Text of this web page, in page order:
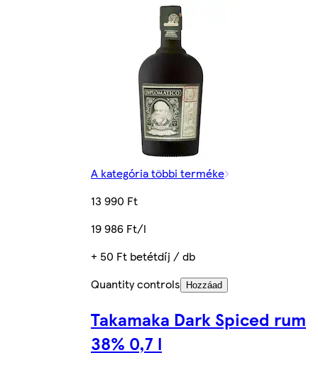
A kategória többi terméke
13 990 Ft
19 986 Ft/l
+ 50 Ft betétdíj / db
Quantity controls
Hozzáad
Takamaka Dark Spiced rum
38% 0,7 l